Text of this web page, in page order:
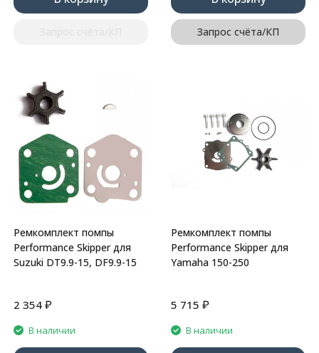
Запрос счёта/КП
Ремкомплект помпы
Performance Skipper для
Suzuki DT9.9-15, DF9.9-15
2 354 ₽
В наличии
Ремкомплект помпы
Performance Skipper для
Yamaha 150-250
5 715 ₽
В наличии